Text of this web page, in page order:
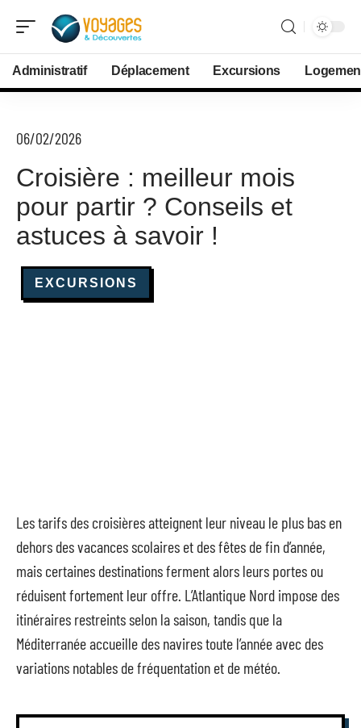
Administratif Déplacement Excursions
06/02/2026
Croisière : meilleur mois
pour partir ? Conseils et
astuces à savoir !
EXCURSIONS
Les tarifs des croisières atteignent leur niveau le plus bas en
dehors des vacances scolaires et des fêtes de fin d’année,
mais certaines destinations ferment alors leurs portes ou
réduisent fortement leur offre. L’Atlantique Nord impose des
itinéraires restreints selon la saison, tandis que la
Méditerranée accueille des navires toute l’année avec des
variations notables de fréquentation et de météo.